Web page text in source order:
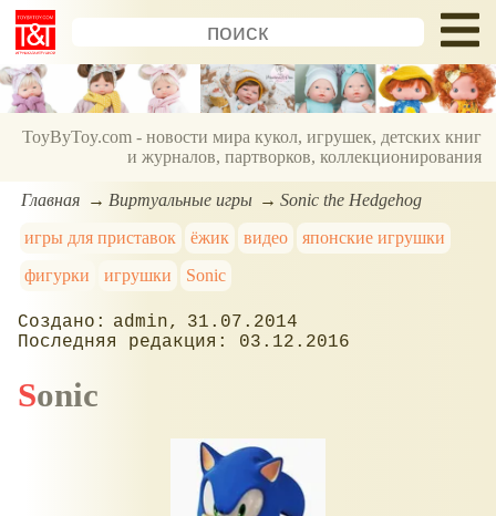
ToyByToy.com - новости мира кукол, игрушек, детских книг
и журналов, партворков, коллекционирования
Главная Виртуальные игры
Sonic the Hedgehog
игры для приставок
ёжик видео
японские игрушки
фигурки
игрушки Sonic
admin
31.07.2014
03.12.2016
Sonic